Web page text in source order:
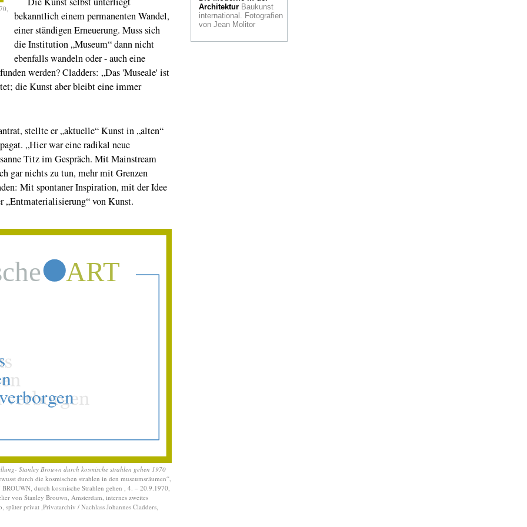
bekanntlich einem permanenten Wandel,
einer ständigen Erneuerung. Muss sich
die Institution „Museum“ dann nicht
ebenfalls wandeln oder - auch eine
werden? Cladders: „Das 'Museale' ist
die Kunst aber bleibt eine immer
stellte er „aktuelle“ Kunst in „alten“
„Hier war eine radikal neue
Titz im Gespräch. Mit Mainstream
gar nichts zu tun, mehr mit Grenzen
Mit spontaner Inspiration, mit der Idee
von Kunst.
Stanley Brouwn durch kosmische strahlen gehen 1970
durch die kosmischen strahlen in den museumsräumen“,
durch kosmische Strahlen gehen , 4. – 20.9.1970,
von Stanley Brouwn, Amsterdam, internes zweites
privat ,Privatarchiv / Nachlass Johannes Cladders,
Mathematikmuseum Die
Rechenmaschine für
Zar Nikolaus I. findet
eine neue Heimat im
ArchitekturBaukunst
international. Fotografien
von Jean Molitor